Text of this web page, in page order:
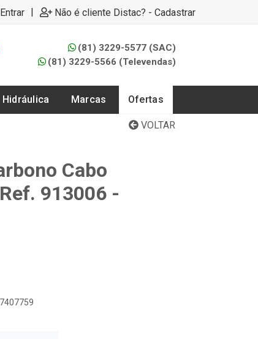
| Não é cliente Distac? - Cadastrar
(81) 3229-5577 (SAC)
(81) 3229-5566 (Televendas)
Hidráulica Marcas Ofertas
VOLTAR
Cabo
913006 -